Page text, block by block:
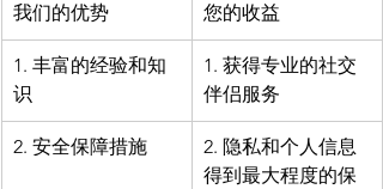
我们的优势 您的收益
1. 丰富的经验和知
识
1. 获得专业的社交
伴侣服务
2. 安全保障措施
2. 隐私和个人信息
得到最大程度的保